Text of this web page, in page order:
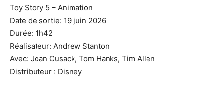
Toy Story 5 – Animation
Date de sortie: 19 juin 2026
Durée: 1h42
Réalisateur: Andrew Stanton
Avec: Joan Cusack, Tom Hanks, Tim Allen
Distributeur : Disney